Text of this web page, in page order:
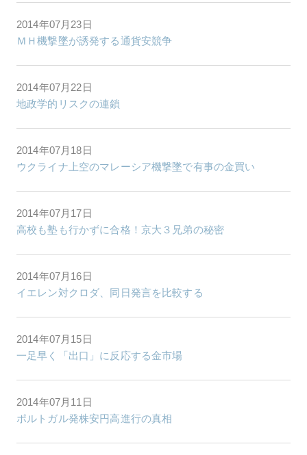
2014年07月23日
ＭＨ機撃墜が誘発する通貨安競争
2014年07月22日
地政学的リスクの連鎖
2014年07月18日
ウクライナ上空のマレーシア機撃墜で有事の金買い
2014年07月17日
高校も塾も行かずに合格！京大３兄弟の秘密
2014年07月16日
イエレン対クロダ、同日発言を比較する
2014年07月15日
一足早く「出口」に反応する金市場
2014年07月11日
ポルトガル発株安円高進行の真相